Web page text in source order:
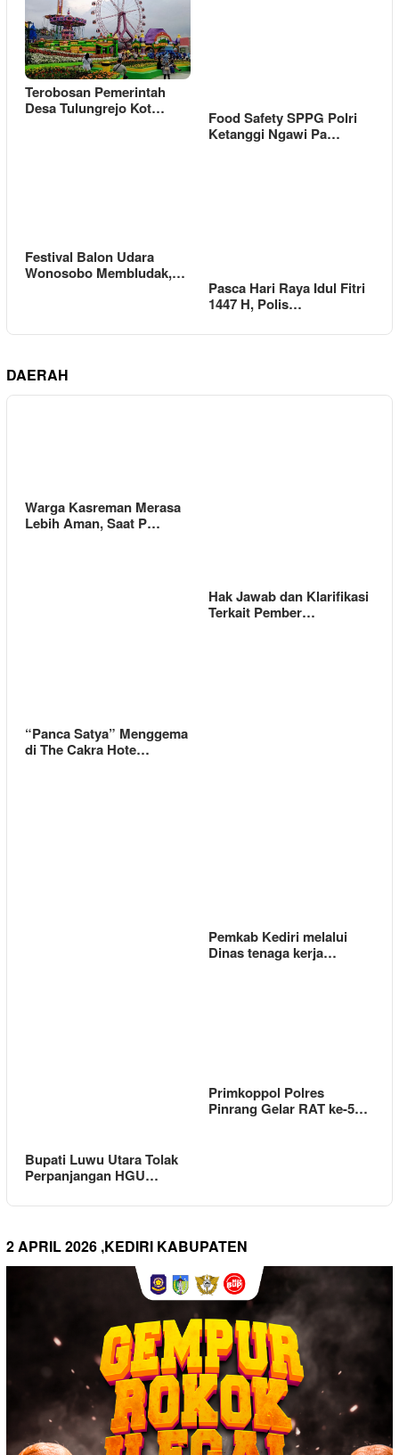
Terobosan Pemerintah
Desa Tulungrejo Kot…
Food Safety SPPG Polri
Ketanggi Ngawi Pa…
Festival Balon Udara
Wonosobo Membludak,…
Pasca Hari Raya Idul Fitri
1447 H, Polis…
DAERAH
Warga Kasreman Merasa
Lebih Aman, Saat P…
Hak Jawab dan Klarifikasi
Terkait Pember…
“Panca Satya” Menggema
di The Cakra Hote…
Pemkab Kediri melalui
Dinas tenaga kerja…
Bupati Luwu Utara Tolak
Perpanjangan HGU…
Primkoppol Polres
Pinrang Gelar RAT ke-5…
2 APRIL 2026 ,KEDIRI KABUPATEN